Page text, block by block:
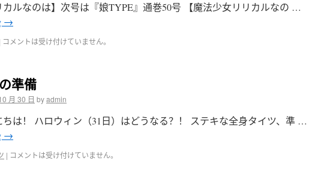
カルなのは】次号は『娘TYPE』通巻50号 【魔法少女リリカルなの …
→
コメントは受け付けていません。
準備
月 30 日 byadmin
ちは！ ハロウィン（31日）はどうなる？！ ステキな全身タイツ、準 …
→
| コメントは受け付けていません。